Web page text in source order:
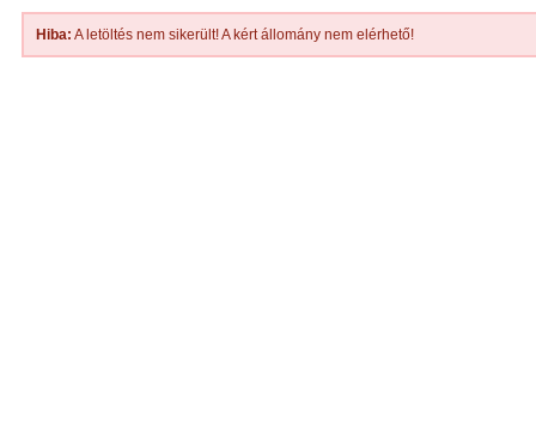
Hiba: A letöltés nem sikerült! A kért állomány nem elérhető!